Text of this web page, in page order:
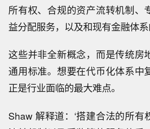
所有权、合规的资产流转机制、
益分配服务，以及和现有金融体系
这些并非全新概念，而是传统房
通用标准。想要在代币化体系中
正是行业面临的最大难点。
Shaw 解释道：‘搭建合法的所有